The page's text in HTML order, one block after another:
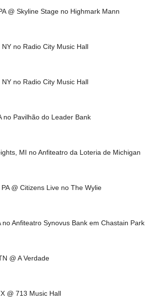
@ Skyline Stage no Highmark Mann
no Radio City Music Hall
no Radio City Music Hall
no Pavilhão do Leader Bank
MI no Anfiteatro da Loteria de Michigan
@ Citizens Live no The Wylie
no Anfiteatro Synovus Bank em Chastain Park
@ A Verdade
@ 713 Music Hall